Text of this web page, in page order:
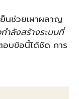
นช่วยเผาผลาญ
ลังสร้างระบบที่
บข้อนี้ได้ชัด การ